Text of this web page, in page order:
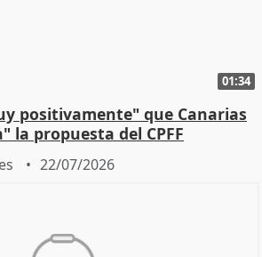
01:34
positivamente" que Canarias
la propuesta del CPFF
22/07/2026